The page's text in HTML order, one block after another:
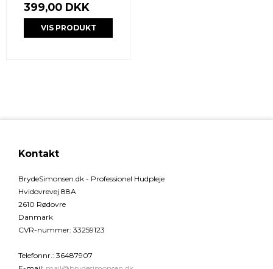
399,00 DKK
VIS PRODUKT
Kontakt
BrydeSimonsen.dk - Professionel Hudpleje
Hvidovrevej 88A
2610 Rødovre
Danmark
CVR-nummer: 33259123
Telefonnr.: 36487907